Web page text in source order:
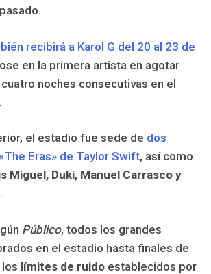
recibirá a Karol G del 20 al 23 de
en la primera artista en agotar
noches consecutivas en el
el estadio fue sede de dos
Eras» de Taylor Swift, así como
Miguel, Duki, Manuel Carrasco y
.
Público, todos los grandes
en el estadio hasta finales de
límites de ruido establecidos por